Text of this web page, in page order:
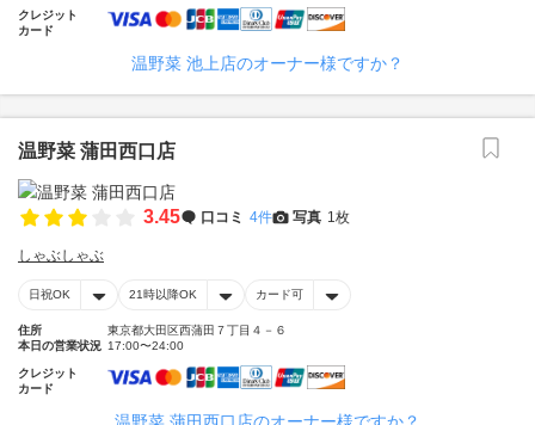
クレジット
カード
温野菜 池上店のオーナー様ですか？
温野菜 蒲田西口店
3.45 口コミ 4件 写真 1枚
しゃぶしゃぶ
日祝OK 21時以降OK カード可
住所
東京都大田区西蒲田７丁目４－６
本日の営業状況 17:00〜24:00
クレジット
カード